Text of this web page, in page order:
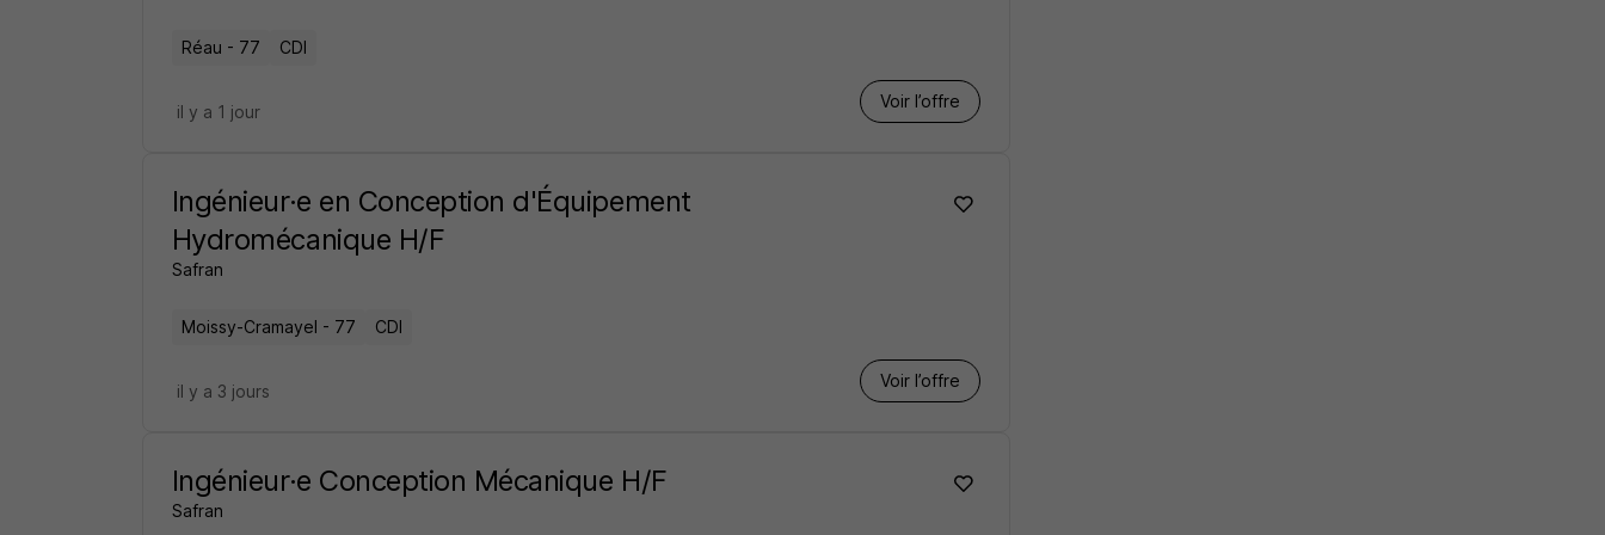
Réau - 77 CDI
Voir l’offre
il y a 1 jour
Ingénieur·e en Conception d'Équipement
Hydromécanique H/F
Safran
Moissy-Cramayel - 77 CDI
Voir l’offre
il y a 3 jours
Ingénieur·e Conception Mécanique H/F
Safran